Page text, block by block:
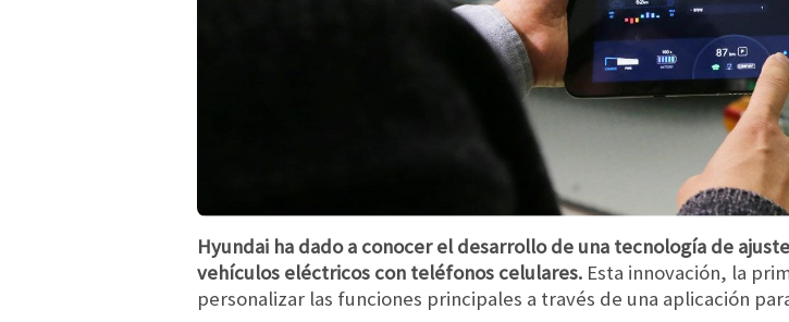
Hyundai ha dado a conocer el desarrollo de una tecnología de
vehículos eléctricos con teléfonos celulares. Esta innovación, la
personalizar las funciones principales a través de una aplicación